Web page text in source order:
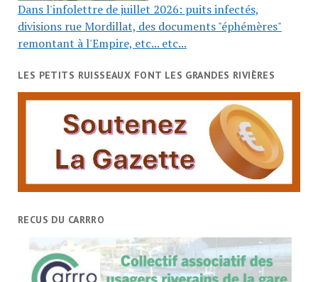
Dans l'infolettre de juillet 2026: puits infectés,
divisions rue Mordillat, des documents "éphémères"
remontant à l'Empire, etc... etc...
LES PETITS RUISSEAUX FONT LES GRANDES RIVIÈRES
RECUS DU CARRRO